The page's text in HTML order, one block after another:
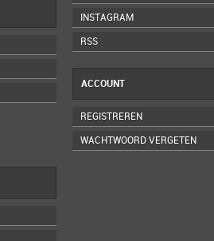
INSTAGRAM
RSS
ACCOUNT
REGISTREREN
WACHTWOORD VERGETEN